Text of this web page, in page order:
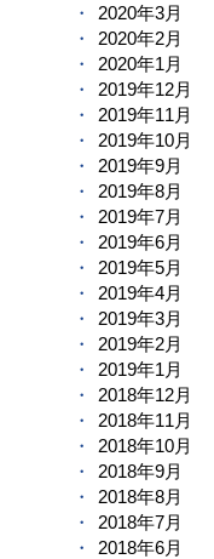
2020年3月
2020年2月
2020年1月
2019年12月
2019年11月
2019年10月
2019年9月
2019年8月
2019年7月
2019年6月
2019年5月
2019年4月
2019年3月
2019年2月
2019年1月
2018年12月
2018年11月
2018年10月
2018年9月
2018年8月
2018年7月
2018年6月